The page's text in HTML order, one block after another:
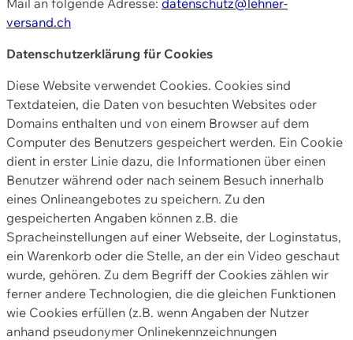
versand.ch
Datenschutzerklärung für Cookies
Diese Website verwendet Cookies. Cookies sind
Textdateien, die Daten von besuchten Websites oder
Domains enthalten und von einem Browser auf dem
Computer des Benutzers gespeichert werden. Ein Cookie
dient in erster Linie dazu, die Informationen über einen
Benutzer während oder nach seinem Besuch innerhalb
eines Onlineangebotes zu speichern. Zu den
gespeicherten Angaben können z.B. die
Spracheinstellungen auf einer Webseite, der Loginstatus,
ein Warenkorb oder die Stelle, an der ein Video geschaut
wurde, gehören. Zu dem Begriff der Cookies zählen wir
ferner andere Technologien, die die gleichen Funktionen
wie Cookies erfüllen (z.B. wenn Angaben der Nutzer
anhand pseudonymer Onlinekennzeichnungen